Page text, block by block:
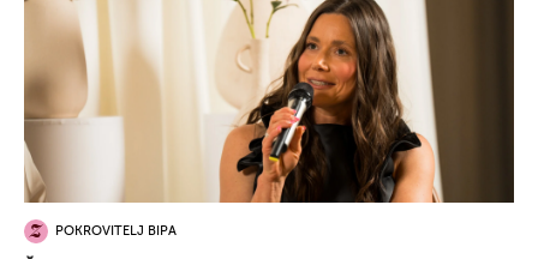
POKROVITELJ BIPA